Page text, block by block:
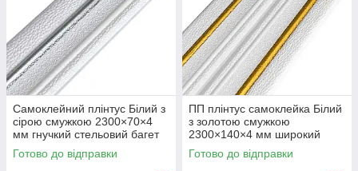
Самоклейний плінтус Білий з
сірою смужкою 2300×70×4
мм гнучкий стельовий багет
ПП для стін SW-00001833
Готово до відправки
ПП плінтус самоклейка Білий
з золотою смужкою
2300×140×4 мм широкий
настінний плінтус
декоративний SW-00001812
Готово до відправки